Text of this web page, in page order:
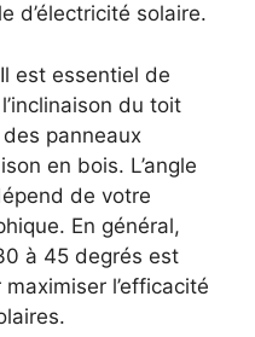
d’électricité solaire.
est essentiel de
du toit
panneaux
en bois. L’angle
de votre
En général,
à 45 degrés est
l’efficacité